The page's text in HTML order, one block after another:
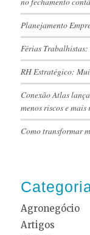
Planejamento
Férias
RH Estratégico:
Conexão Atlas
menos riscos e mais
Como transformar
Agronegócio
Artigos